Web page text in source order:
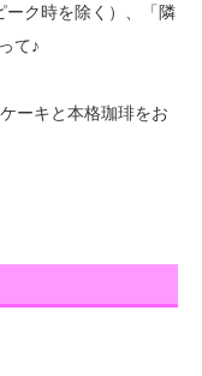
ーク時を除く）、「隣
て♪
ーキと本格珈琲をお